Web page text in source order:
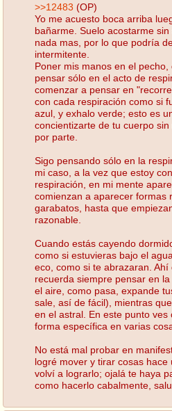
>>12483 (OP)
Yo me acuesto boca arriba
bañarme. Suelo acostarme
nada mas, por lo que podría
intermitente.
Poner mis manos en el pecho,
pensar sólo en el acto de
comenzar a pensar en
con cada respiración como si
azul, y exhalo verde; esto es
concientizarte de tu cuerpo
por parte.
Sigo pensando sólo en la
mi caso, a la vez que estoy
respiración, en mi mente
comienzan a aparecer formas
garabatos, hasta que
razonable.
Cuando estás cayendo
como si estuvieras bajo el
eco, como si te abrazaran. Ahí
recuerda siempre pensar en
el aire, como pasa, expande
sale, así de fácil), mientras
en el astral. En este punto
forma específica en varias
No está mal probar en
logré mover y tirar cosas hace
volví a lograrlo; ojalá te haya
como hacerlo cabalmente,